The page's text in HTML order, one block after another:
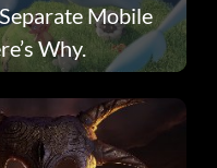
Mobile
Why.